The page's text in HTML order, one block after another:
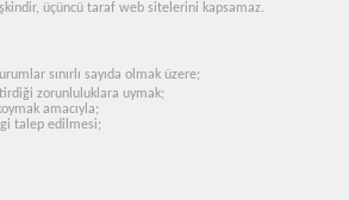
üçüncü taraf web sitelerini kapsamaz.
sınırlı sayıda olmak üzere;
zorunluluklara uymak;
amacıyla;
talep edilmesi;